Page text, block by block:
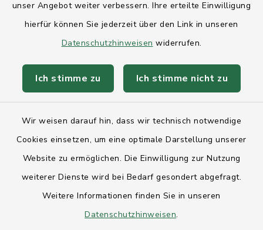
unser Angebot weiter verbessern. Ihre erteilte Einwilligung
hierfür können Sie jederzeit über den Link in unseren
Datenschutzhinweisen widerrufen.
Ich stimme zu Ich stimme nicht zu
Wir weisen darauf hin, dass wir technisch notwendige
Cookies einsetzen, um eine optimale Darstellung unserer
Website zu ermöglichen. Die Einwilligung zur Nutzung
weiterer Dienste wird bei Bedarf gesondert abgefragt.
Weitere Informationen finden Sie in unseren
Datenschutzhinweisen.
AktivRegion Mittelholstein
Anfahrt
Datenschutz